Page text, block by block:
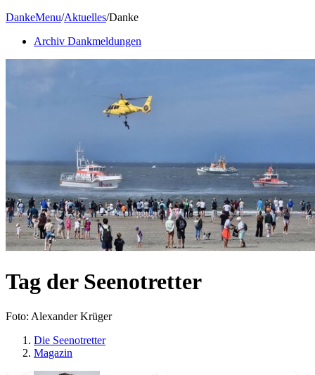
DankeMenu/Aktuelles/Danke
Archiv Dankmeldungen
Tag der Seenotretter
Foto: Alexander Krüger
Die Seenotretter
Magazin